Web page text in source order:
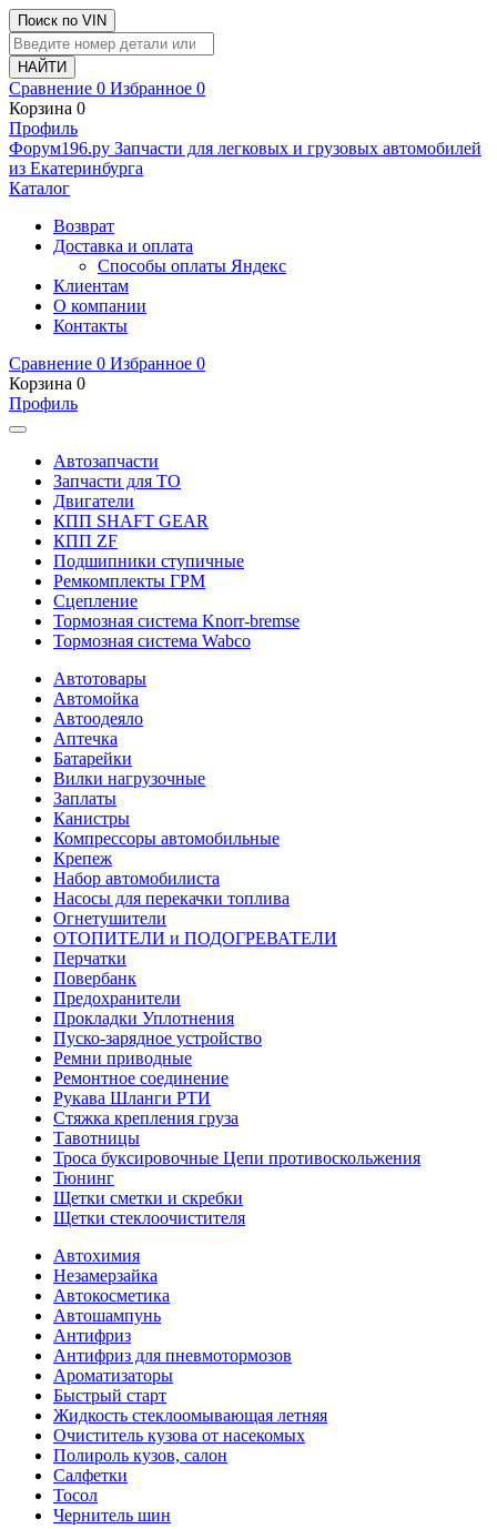
Поиск по VIN
Сравнение 0 Избранное 0
Корзина 0
Профиль
Фoрум196.ру Запчасти для легковых и грузовых автомобилей
из Екатеринбурга
Каталог
Возврат
Доставка и оплата
Способы оплаты Яндекс
Клиентам
О компании
Контакты
Сравнение 0 Избранное 0
Корзина 0
Профиль
Автозапчасти
Запчасти для ТО
Двигатели
КПП SHAFT GEAR
КПП ZF
Подшипники ступичные
Ремкомплекты ГРМ
Сцепление
Тормозная система Knorr-bremse
Тормозная система Wabco
Автотовары
Автомойка
Автоодеяло
Аптечка
Батарейки
Вилки нагрузочные
Заплаты
Канистры
Компрессоры автомобильные
Крепеж
Набор автомобилиста
Насосы для перекачки топлива
Огнетушители
ОТОПИТЕЛИ и ПОДОГРЕВАТЕЛИ
Перчатки
Повербанк
Предохранители
Прокладки Уплотнения
Пуско-зарядное устройство
Ремни приводные
Ремонтное соединение
Рукава Шланги РТИ
Стяжка крепления груза
Тавотницы
Троса буксировочные Цепи противоскольжения
Тюнинг
Щетки сметки и скребки
Щетки стеклоочистителя
Автохимия
Незамерзайка
Автокосметика
Автошампунь
Антифриз
Антифриз для пневмотормозов
Ароматизаторы
Быстрый старт
Жидкость стеклоомывающая летняя
Очиститель кузова от насекомых
Полироль кузов, салон
Салфетки
Тосол
Чернитель шин